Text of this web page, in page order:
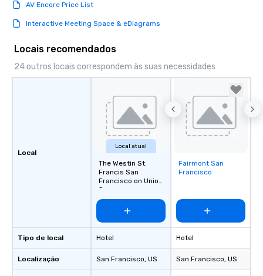
AV Encore Price List
Interactive Meeting Space & eDiagrams
Locais recomendados
24 outros locais correspondem às suas necessidades
Local
Tipo de local
Localização
Local atual
The Westin St.
Francis San
Francisco on Union
Square
Hotel
San Francisco, US
Removed from
favorites
Fairmont San
Francisco
Hotel
San Francisco, US